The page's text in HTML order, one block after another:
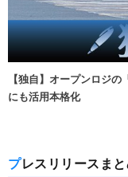
【独自】オープンロジ
にも活用本格化
プレスリリースま